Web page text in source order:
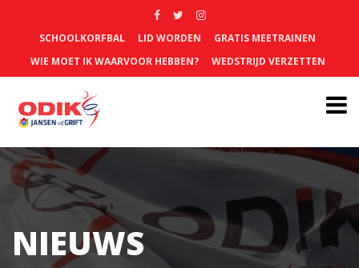
SCHOOLKORFBAL LID WORDEN
GRATIS MEETRAINEN
WIE MOET IK WAARVOOR HEBBEN?
WEDSTRIJD VERZETTEN
NIEUWS